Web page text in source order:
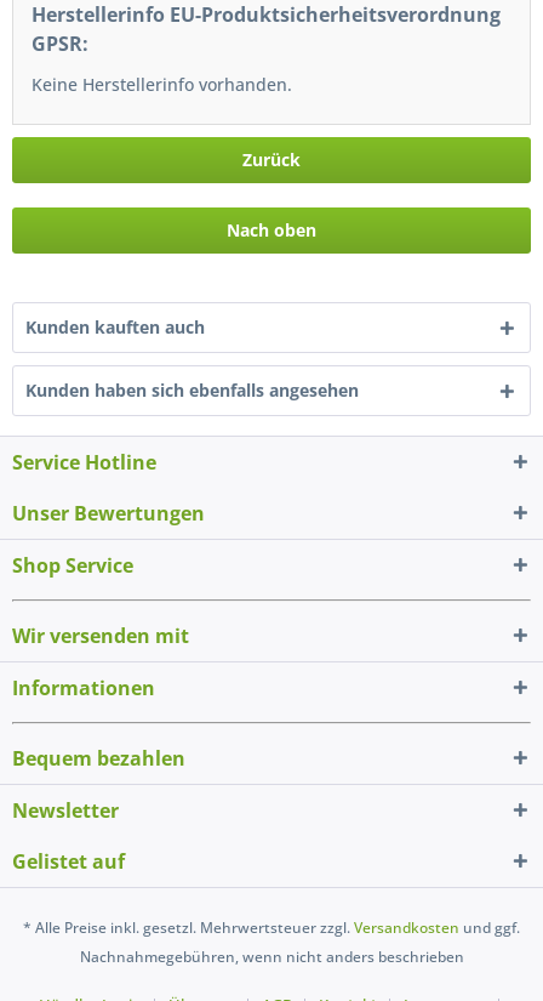
Herstellerinfo EU-Produktsicherheitsverordnung
GPSR:
Keine Herstellerinfo vorhanden.
Zurück
Nach oben
Kunden kauften auch
Kunden haben sich ebenfalls angesehen
Service Hotline
Unser Bewertungen
Shop Service
Wir versenden mit
Informationen
Bequem bezahlen
Newsletter
Gelistet auf
* Alle Preise inkl. gesetzl. Mehrwertsteuer zzgl.Versandkosten und ggf.
Nachnahmegebühren, wenn nicht anders beschrieben